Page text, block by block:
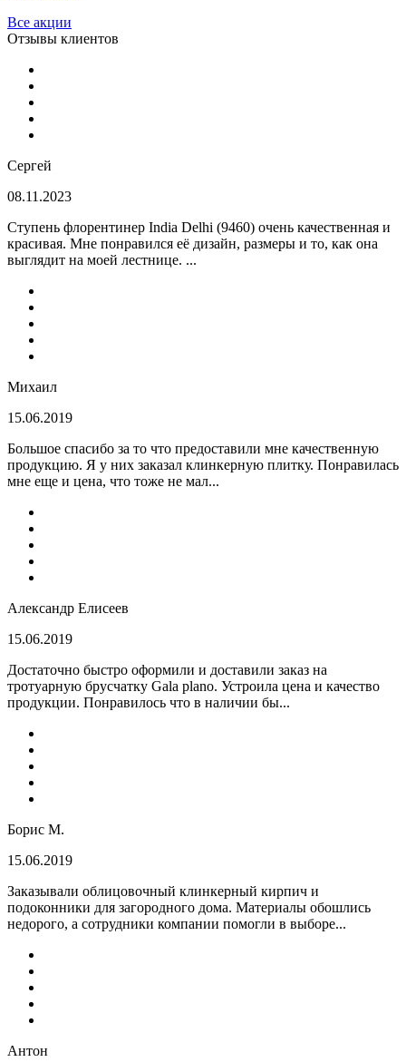
Все акции
Отзывы клиентов
Сергей
08.11.2023
Ступень флорентинер India Delhi (9460) очень качественная и
красивая. Мне понравился её дизайн, размеры и то, как она
выглядит на моей лестнице. ...
Михаил
15.06.2019
Большое спасибо за то что предоставили мне качественную
продукцию. Я у них заказал клинкерную плитку. Понравилась
мне еще и цена, что тоже не мал...
Александр Елисеев
15.06.2019
Достаточно быстро оформили и доставили заказ на
тротуарную брусчатку Gala plano. Устроила цена и качество
продукции. Понравилось что в наличии бы...
Борис М.
15.06.2019
Заказывали облицовочный клинкерный кирпич и
подоконники для загородного дома. Материалы обошлись
недорого, а сотрудники компании помогли в выборе...
Антон